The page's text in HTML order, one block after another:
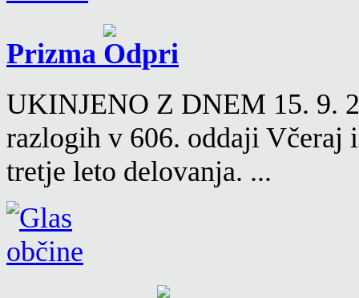
Prizma
UKINJENO Z DNEM 15. 9.
razlogih v 606. oddaji Včeraj
tretje leto delovanja. ...